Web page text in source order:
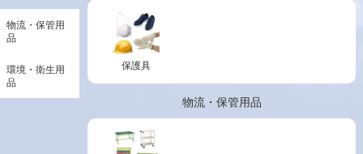
物流・保管用
品
環境・衛生用
品
保護具
物流・保管用品